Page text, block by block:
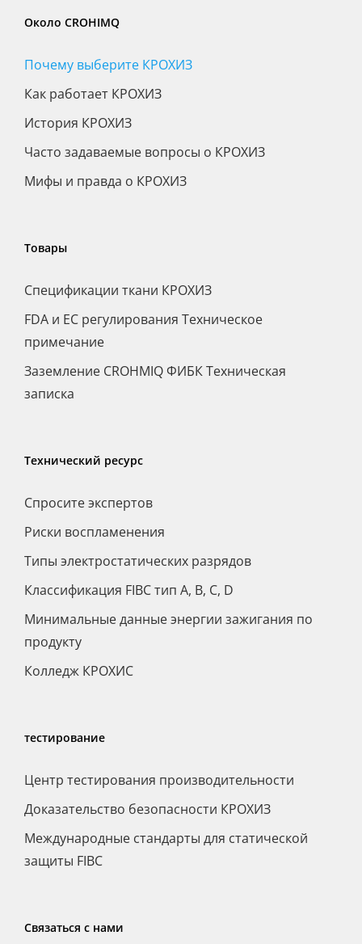
Около CROHIMQ
Почему выберите КРОХИЗ
Как работает КРОХИЗ
История КРОХИЗ
Часто задаваемые вопросы о КРОХИЗ
Мифы и правда о КРОХИЗ
Товары
Спецификации ткани КРОХИЗ
FDA и ЕС регулирования Техническое
примечание
Заземление CROHMIQ ФИБК Техническая
записка
Технический ресурс
Спросите экспертов
Риски воспламенения
Типы электростатических разрядов
Классификация FIBC тип A, B, C, D
Минимальные данные энергии зажигания по
продукту
Колледж КРОХИС
тестирование
Центр тестирования производительности
Доказательство безопасности КРОХИЗ
Международные стандарты для статической
защиты FIBC
Связаться с нами